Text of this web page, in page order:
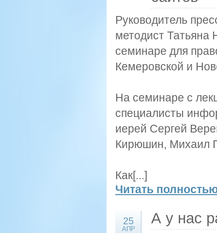
Руководитель
методист Татьяна
семинаре для
Кемеровской и
На семинаре с
специалисты
иерей Сергей
Кирюшин, Михаил
Как[...]
Читать
25
АПР
А у нас